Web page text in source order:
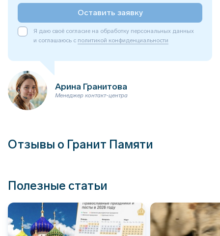
Оставить заявку
Я даю своё согласие на обработку персональных данных
и соглашаюсь с политикой конфиденциальности
Арина Гранитова
Менеджер контакт-центра
Отзывы о Гранит Памяти
Полезные статьи